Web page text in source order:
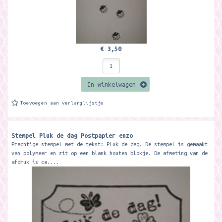
€ 3,50
In winkelwagen
Toevoegen aan verlanglijstje
Stempel Pluk de dag Postpapier enzo
Prachtige stempel met de tekst: Pluk de dag. De stempel is gemaakt
van polymeer en zit op een blank houten blokje. De afmeting van de
afdruk is ca....